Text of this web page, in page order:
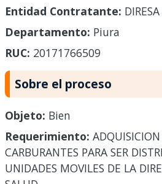
Entidad Contratante:
Departamento: Piura
RUC: 20171766509
Sobre el proceso
Objeto: Bien
Requerimiento:
CARBURANTES PARA SER
UNIDADES MOVILES DE LA